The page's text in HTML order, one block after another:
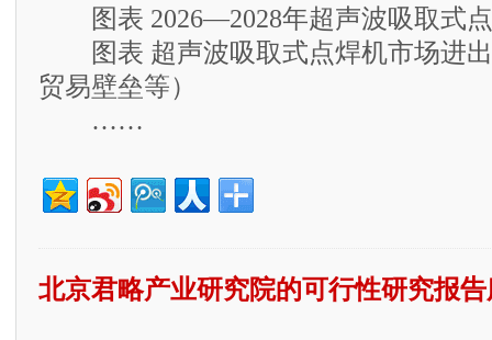
图表 2026—2028年超声波吸取式点
图表 超声波吸取式点焊机市场进出
贸易壁垒等）
……
北京君略产业研究院的可行性研究报